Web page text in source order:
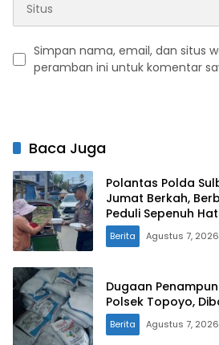
Simpan nama, email, dan situs
peramban ini untuk komentar
Baca Juga
Polantas Polda
Jumat Berkah,
Peduli Sepenuh
Berita Agustus 7, 2026
Dugaan
Polsek Topoyo,
Berita Agustus 7, 2026